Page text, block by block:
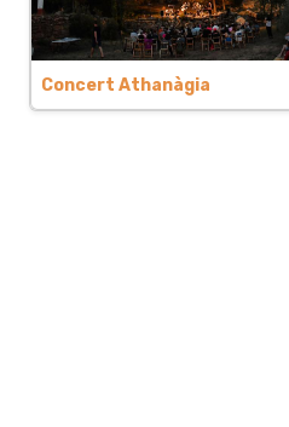
Concert Athanàgia